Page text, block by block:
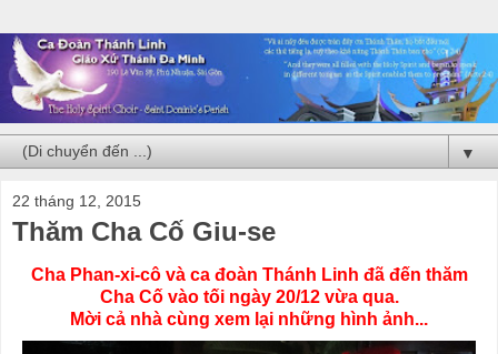
▼
22 tháng 12, 2015
Thăm Cha Cố Giu-se
Cha Phan-xi-cô và ca đoàn Thánh Linh đã đến thăm
Cha Cố vào tối ngày 20/12 vừa qua.
Mời cả nhà cùng xem lại những hình ảnh...